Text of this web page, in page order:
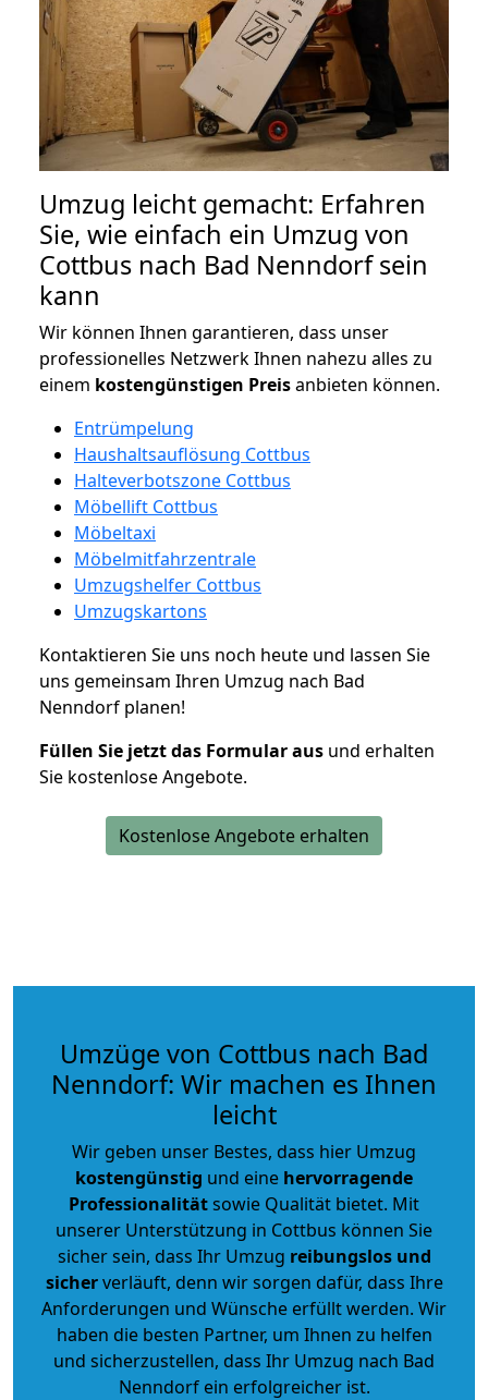
Umzug leicht gemacht: Erfahren
Sie, wie einfach ein Umzug von
Cottbus nach Bad Nenndorf sein
kann
Wir können Ihnen garantieren, dass unser
professionelles Netzwerk Ihnen nahezu alles zu
einem kostengünstigen Preisanbieten können.
Entrümpelung
Haushaltsauflösung Cottbus
Halteverbotszone Cottbus
Möbellift Cottbus
Möbeltaxi
Möbelmitfahrzentrale
Umzugshelfer Cottbus
Umzugskartons
Kontaktieren Sie uns noch heute und lassen Sie
uns gemeinsam Ihren Umzug nach Bad
Nenndorf planen!
Füllen Sie jetzt das Formular aus und erhalten
Sie kostenlose Angebote.
Kostenlose Angebote erhalten
Umzüge von Cottbus nach Bad
Nenndorf: Wir machen es Ihnen
leicht
Wir geben unser Bestes, dass hier Umzug
kostengünstig und eine hervorragende
Professionalitätsowie Qualität bietet. Mit
unserer Unterstützung in Cottbus können Sie
sicher sein, dass Ihr Umzug reibungslos und
sicherverläuft, denn wir sorgen dafür, dass Ihre
Anforderungen und Wünsche erfüllt werden. Wir
haben die besten Partner, um Ihnen zu helfen
und sicherzustellen, dass Ihr Umzug nach Bad
Nenndorf ein erfolgreicher ist.